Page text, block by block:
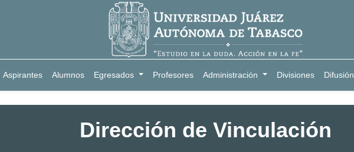
Aspirantes Alumnos Egresados Profesores Administración Divisiones Difusión
Dirección de Vinculación